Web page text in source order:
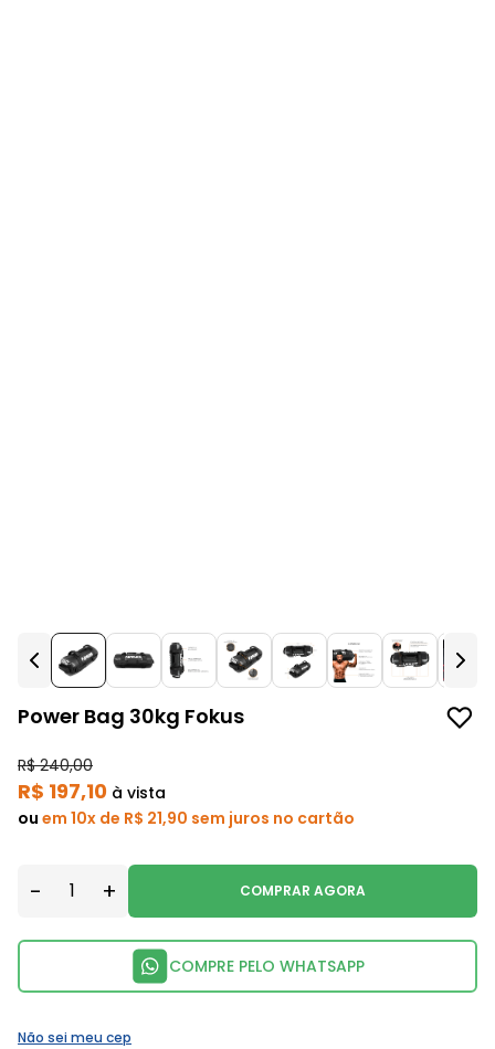
Power Bag 30kg Fokus
R$ 240,00
R$ 197,10 à vista
ou em 10x de R$ 21,90 sem juros no cartão
- + COMPRAR AGORA
COMPRE PELO WHATSAPP
Não sei meu cep